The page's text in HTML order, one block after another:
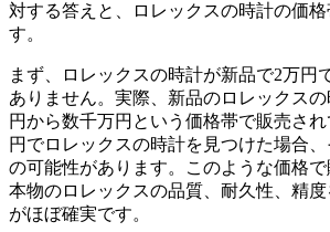
対する答えと、ロレックスの時計の価
す。
まず、ロレックスの時計が新品で2万円
ありません。実際、新品のロレックス
円から数千万円という価格帯で販売さ
円でロレックスの時計を見つけた場合
の可能性があります。このような価格で
本物のロレックスの品質、耐久性、精
がほぼ確実です。